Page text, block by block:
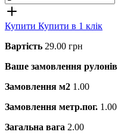
Купити Купити в 1 клік
Вартість 29.00 грн
Ваше замовлення рулонів
Замовлення м2 1.00
Замовлення метр.пог. 1.00
Загальна вага 2.00